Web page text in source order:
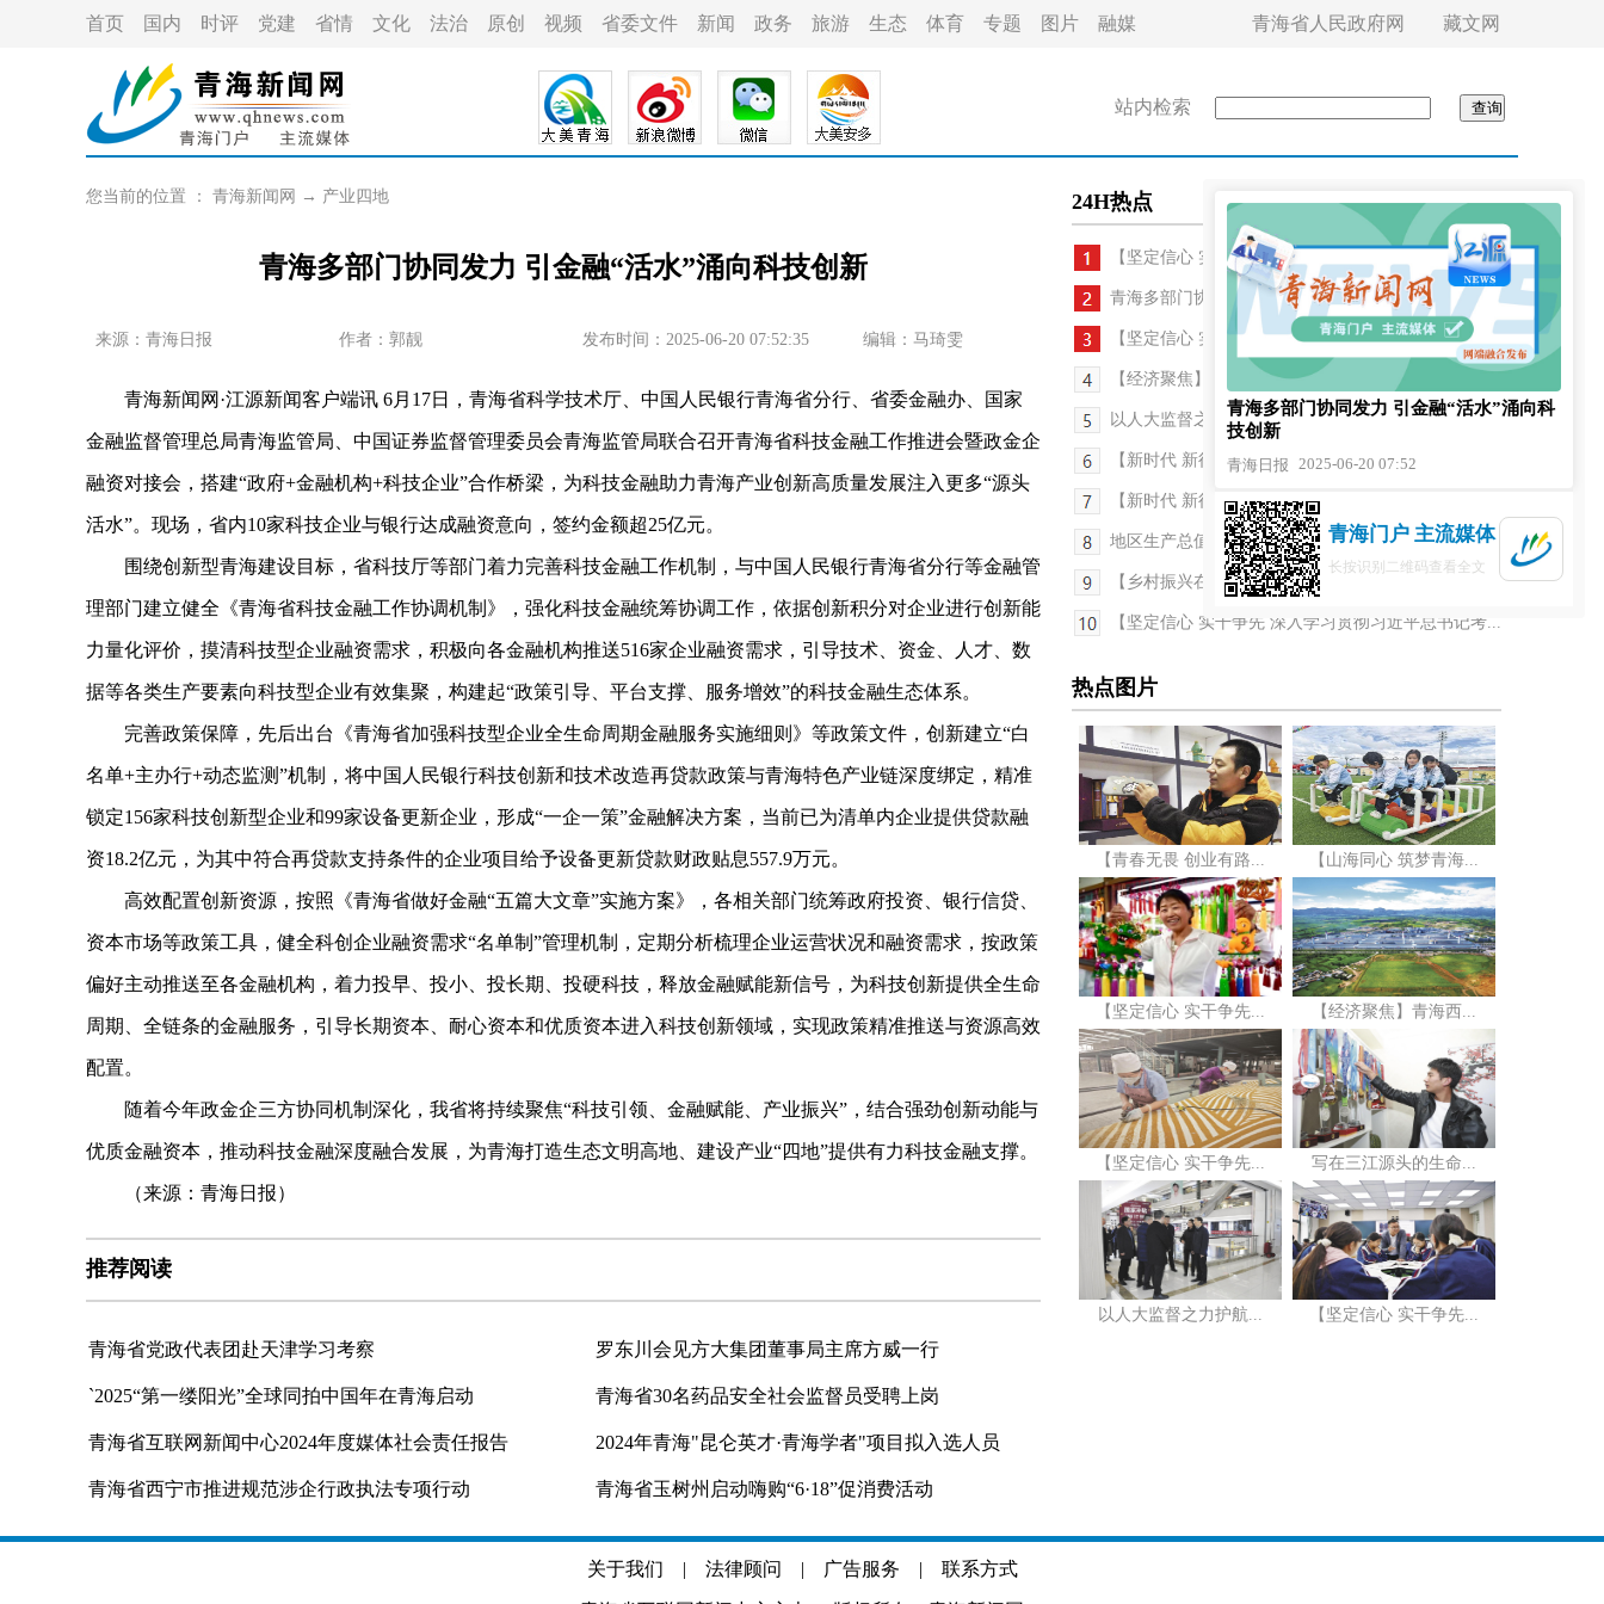
首页 国内 时评 党建 省情 文化 法治 原创 视频 省委文件 新闻 政务 旅游 生态 体育 专题 图片 融媒 青海省人民政府网 藏文网
站内检索
您当前的位置 ： 青海新闻网 → 产业四地
青海多部门协同发力 引金融“活水”涌向科技创新
来源：青海日报 作者： 郭靓 发布时间：2025-06-20 07:52:35 编辑：马琦雯
青海新闻网·江源新闻客户端讯 6月17日，青海省科学技术厅、中国人民银行青海省分行、省委金融办、国家
金融监督管理总局青海监管局、中国证券监督管理委员会青海监管局联合召开青海省科技金融工作推进会暨政金企
融资对接会，搭建“政府+金融机构+科技企业”合作桥梁，为科技金融助力青海产业创新高质量发展注入更多“源头
活水”。现场，省内10家科技企业与银行达成融资意向，签约金额超25亿元。
围绕创新型青海建设目标，省科技厅等部门着力完善科技金融工作机制，与中国人民银行青海省分行等金融管
理部门建立健全《青海省科技金融工作协调机制》，强化科技金融统筹协调工作，依据创新积分对企业进行创新能
力量化评价，摸清科技型企业融资需求，积极向各金融机构推送516家企业融资需求，引导技术、资金、人才、数
据等各类生产要素向科技型企业有效集聚，构建起“政策引导、平台支撑、服务增效”的科技金融生态体系。
完善政策保障，先后出台《青海省加强科技型企业全生命周期金融服务实施细则》等政策文件，创新建立“白
名单+主办行+动态监测”机制，将中国人民银行科技创新和技术改造再贷款政策与青海特色产业链深度绑定，精准
锁定156家科技创新型企业和99家设备更新企业，形成“一企一策”金融解决方案，当前已为清单内企业提供贷款融
资18.2亿元，为其中符合再贷款支持条件的企业项目给予设备更新贷款财政贴息557.9万元。
高效配置创新资源，按照《青海省做好金融“五篇大文章”实施方案》，各相关部门统筹政府投资、银行信贷、
资本市场等政策工具，健全科创企业融资需求“名单制”管理机制，定期分析梳理企业运营状况和融资需求，按政策
偏好主动推送至各金融机构，着力投早、投小、投长期、投硬科技，释放金融赋能新信号，为科技创新提供全生命
周期、全链条的金融服务，引导长期资本、耐心资本和优质资本进入科技创新领域，实现政策精准推送与资源高效
配置。
随着今年政金企三方协同机制深化，我省将持续聚焦“科技引领、金融赋能、产业振兴”，结合强劲创新动能与
优质金融资本，推动科技金融深度融合发展，为青海打造生态文明高地、建设产业“四地”提供有力科技金融支撑。
（来源：青海日报）
推荐阅读
青海省党政代表团赴天津学习考察 罗东川会见方大集团董事局主席方威一行
`2025“第一缕阳光”全球同拍中国年在青海启动 青海省30名药品安全社会监督员受聘上岗
青海省互联网新闻中心2024年度媒体社会责任报告 2024年青海"昆仑英才·青海学者"项目拟入选人员
青海省西宁市推进规范涉企行政执法专项行动 青海省玉树州启动嗨购“6·18”促消费活动
24H热点
【坚定信心 实干争先 深入学习贯彻习近平总书...
青海多部门协同发力 引金融“活水”涌向科技创新
【坚定信心 实干争先 深入学习贯彻习近平总书记考...
【经济聚焦】青海西宁甘河工业园区：锻强“高原工...
以人大监督之力护航我省金融业支撑经济社会高质量...
【新时代 新征程 新伟业·高质量发展调研行】盐碱重...
【新时代 新征程 新伟业·高质量发展调研行】盐碱重...
地区生产总值同比增长7.1% 一季度青海果洛经济运行...
【乡村振兴在青海】“针尖”上的富民产业
【坚定信心 实干争先 深入学习贯彻习近平总书记考...
热点图片
【青春无畏 创业有路... 【山海同心 筑梦青海...
【坚定信心 实干争先... 【经济聚焦】青海西...
【坚定信心 实干争先... 写在三江源头的生命...
以人大监督之力护航... 【坚定信心 实干争先...
关于我们 | 法律顾问 | 广告服务 | 联系方式
青海多部门协同发力 引金融“活水”涌向科
技创新
青海日报 2025-06-20 07:52
青海门户 主流媒体
长按识别二维码查看全文